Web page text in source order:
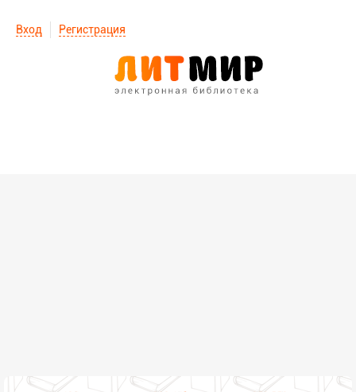
Вход Регистрация